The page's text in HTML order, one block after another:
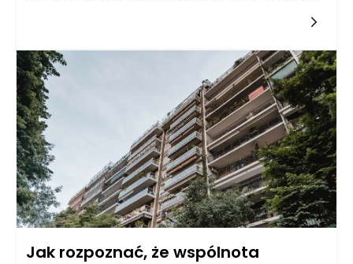
pozbawionym charakteru. Najlepszy efekt pojawia się wtedy,
Włoskie wzornictwo od lat opiera się właśnie na takim
podejściu: mebel ma przyciągać uwagę, ale jednocześnie
służyć domownikom na co dzień. Sofa powinna być
elegancka, ale także wygodna podczas odpoczynku. Stół
może mieć rzeźbiarską podstawę, lecz nadal musi być
stabilny i praktyczny. Fotel może wyróżniać się designerską
linią, ale nie powinien męczyć użytkownika po kilkunastu
minutach siedzenia. Luksusowe meble włoskie są cenione
dlatego, że łączą te wymagania bez sztucznego kompromisu.
Ich estetyka wynika nie tylko z dekoracyjności, ale z jakości
projektu, dbałości o detal i umiejętnego wykorzystania
materiałów. Dzięki temu wnętrze może wyglądać prestiżowo, a
jednocześnie pozostać przyjazne, funkcjonalne i naturalne w
Jak rozpoznać, że wspólnota